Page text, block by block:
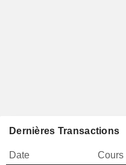
Dernières Transactions
Date Cours